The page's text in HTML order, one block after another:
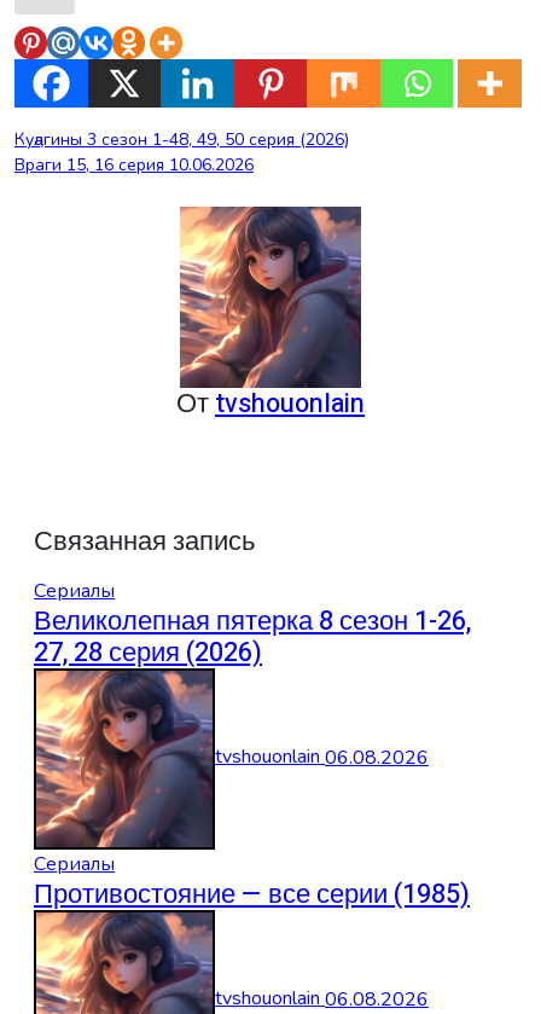
Навигация
по
Куӆагины 3 сезон 1-48, 49, 50 серия (2026)
Враги 15, 16 серия 10.06.2026
Отtvshouonlain
Связанная запись
Сериалы
Великолепная пятерка 8 сезон 1-26,
27, 28 серия (2026)
tvshouonlain06.08.2026
Сериалы
Противостояние — все серии (1985)
tvshouonlain06.08.2026